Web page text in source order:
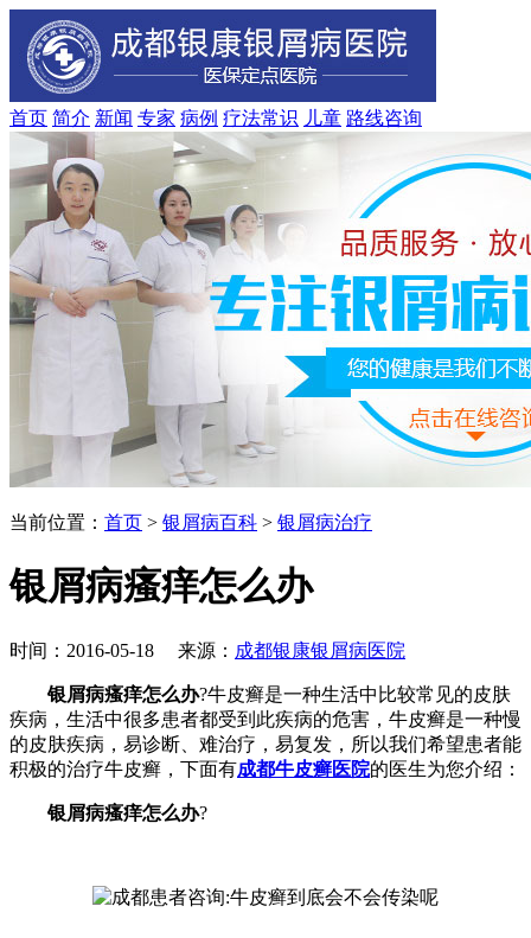
首页 简介 新闻 专家 病例 疗法常识 儿童 路线咨询
当前位置： 首页 > 银屑病百科 > 银屑病治疗
银屑病瘙痒怎么办
时间：2016-05-18 来源： 成都银康银屑病医院
银屑病瘙痒怎么办?牛皮癣是一种生活中比较常见的皮肤
疾病，生活中很多患者都受到此疾病的危害，牛皮癣是一种慢
的皮肤疾病，易诊断、难治疗，易复发，所以我们希望患者能
积极的治疗牛皮癣，下面有成都牛皮癣医院的医生为您介绍：
银屑病瘙痒怎么办?